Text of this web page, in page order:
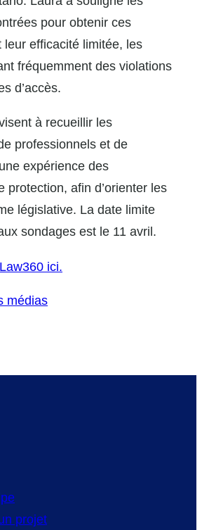
pour obtenir ces
leur efficacité limitée, les
fréquemment des violations
d’accès.
à recueillir les
professionnels et de
expérience des
protection, afin d’orienter les
législative. La date limite
sondages est le 11 avril.
ici.
médias
projet